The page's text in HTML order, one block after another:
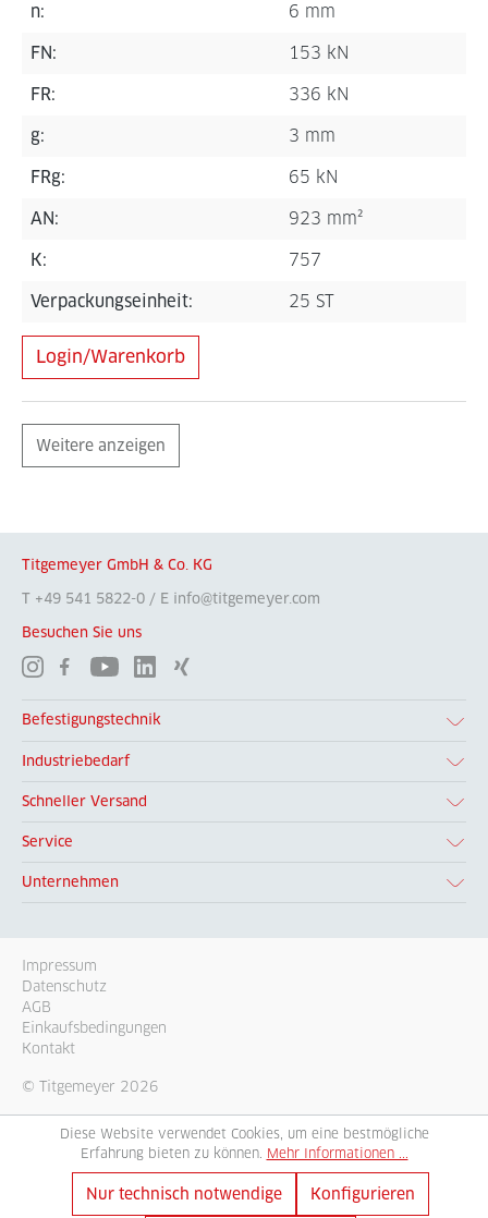
n: 6 mm
FN: 153 kN
FR: 336 kN
g: 3 mm
FRg: 65 kN
AN: 923 mm²
K: 757
Verpackungseinheit: 25 ST
Login/Warenkorb
Weitere anzeigen
Titgemeyer GmbH & Co. KG
T +49 541 5822-0 / E info@titgemeyer.com
Besuchen Sie uns
Befestigungstechnik
Industriebedarf
Schneller Versand
Service
Unternehmen
Impressum
Datenschutz
AGB
Einkaufsbedingungen
Kontakt
© Titgemeyer 2026
Diese Website verwendet Cookies, um eine bestmögliche
Erfahrung bieten zu können. Mehr Informationen ...
Nur technisch notwendige Konfigurieren